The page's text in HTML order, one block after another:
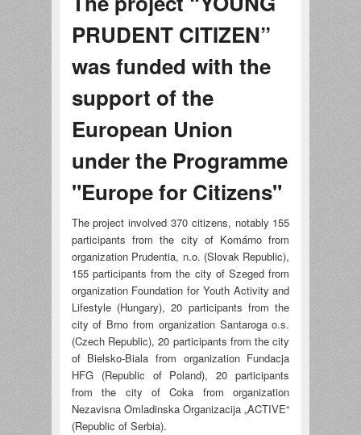
PRUDENT CITIZEN”
was funded with the
support of the
European Union
under the Programme
"Europe for Citizens"
The project involved 370 citizens, notably 155
participants from the city of Komárno from
organization Prudentia, n.o. (Slovak Republic),
155 participants from the city of Szeged from
organization Foundation for Youth Activity and
Lifestyle (Hungary), 20 participants from the
city of Brno from organization Santaroga o.s.
(Czech Republic), 20 participants from the city
of Bielsko-Biala from organization Fundacja
HFG (Republic of Poland), 20 participants
from the city of Coka from organization
Nezavisna Omladinska Organizacija „ACTIVE“
(Republic of Serbia).